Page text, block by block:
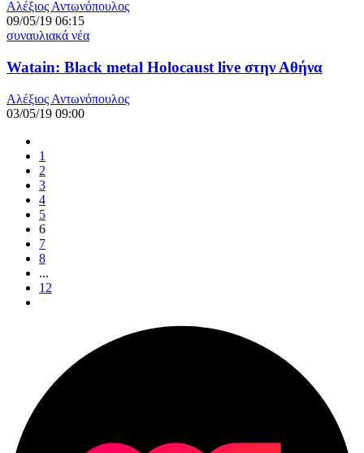
Αλέξιος Αντωνόπουλος
09/05/19 06:15
συναυλιακά νέα
Watain: Black metal Holocaust live στην Αθήνα
Αλέξιος Αντωνόπουλος
03/05/19 09:00
1
2
3
4
5
6
7
8
...
12